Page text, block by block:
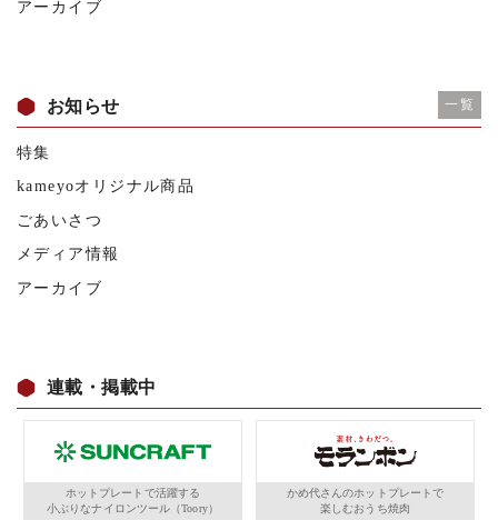
アーカイブ
お知らせ 一覧
特集
kameyoオリジナル商品
ごあいさつ
メディア情報
アーカイブ
連載・掲載中
ホットプレートで活躍する
小ぶりなナイロンツール（Toory）
かめ代さんのホットプレートで
楽しむおうち焼肉